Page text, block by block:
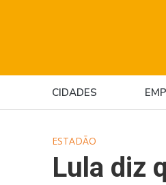
CIDADES
ESTADÃO
Lula diz